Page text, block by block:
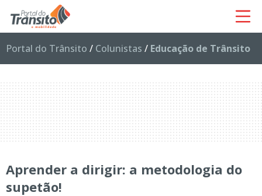
Portal do Trânsito / Colunistas / Educação de Trânsito
Aprender a dirigir: a metodologia do
supetão!